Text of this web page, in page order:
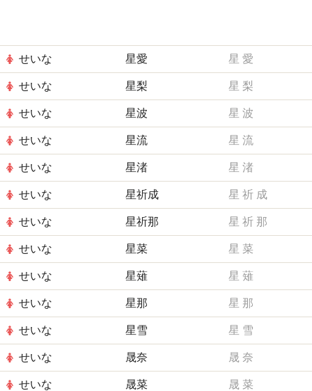
せいな 星愛 星 愛
せいな 星梨 星 梨
せいな 星波 星 波
せいな 星流 星 流
せいな 星渚 星 渚
せいな 星祈成 星 祈 成
せいな 星祈那 星 祈 那
せいな 星菜 星 菜
せいな 星薙 星 薙
せいな 星那 星 那
せいな 星雪 星 雪
せいな 晟奈 晟 奈
せいな 晟菜 晟 菜